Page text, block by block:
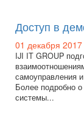
Доступ в
01 декабря 2017
IJI IT GROUP
самоуправления
Более подробно
системы...